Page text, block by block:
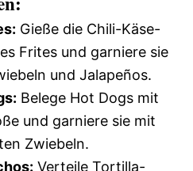
Gieße die Chili-Käse-
Frites und garniere sie
und Jalapeños.
Belege Hot Dogs mit
und garniere sie mit
Zwiebeln.
Verteile Tortilla-